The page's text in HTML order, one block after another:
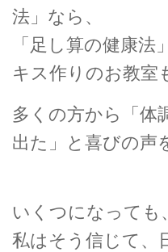
法」なら、
「足し算の健康
キス作りのお教室
多くの方から「体
出た」と喜びの声
いくつになっても
私はそう信じて、